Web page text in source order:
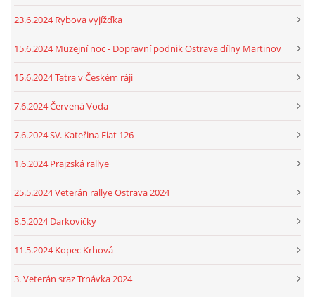
23.6.2024 Rybova vyjížďka
15.6.2024 Muzejní noc - Dopravní podnik Ostrava dílny Martinov
15.6.2024 Tatra v Českém ráji
7.6.2024 Červená Voda
7.6.2024 SV. Kateřina Fiat 126
1.6.2024 Prajzská rallye
25.5.2024 Veterán rallye Ostrava 2024
8.5.2024 Darkovičky
11.5.2024 Kopec Krhová
3. Veterán sraz Trnávka 2024